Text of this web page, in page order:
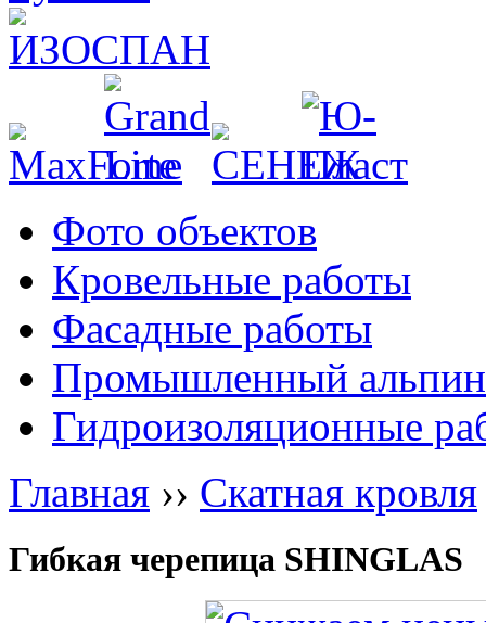
Фото объектов
Кровельные работы
Фасадные работы
Промышленный
Гидроизоляционные
Главная ›› Скатная кровля
Гибкая черепица SHINGLAS